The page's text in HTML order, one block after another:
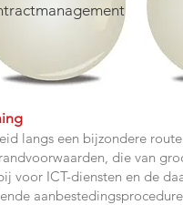
langs een bijzondere
die van
voor ICT-diensten en de
management